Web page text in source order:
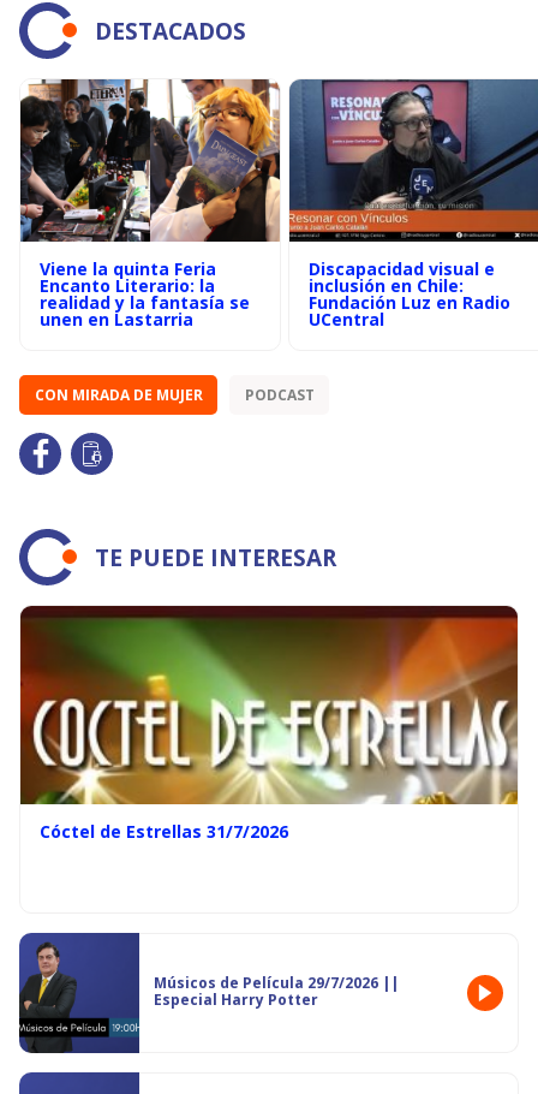
DESTACADOS
Viene la quinta Feria
Encanto Literario: la
realidad y la fantasía se
unen en Lastarria
Discapacidad visual e
inclusión en Chile:
Fundación Luz en Radio
UCentral
CON MIRADA DE MUJER PODCAST
TE PUEDE INTERESAR
Cóctel de Estrellas 31/7/2026
Músicos de Película 29/7/2026 ||
Especial Harry Potter